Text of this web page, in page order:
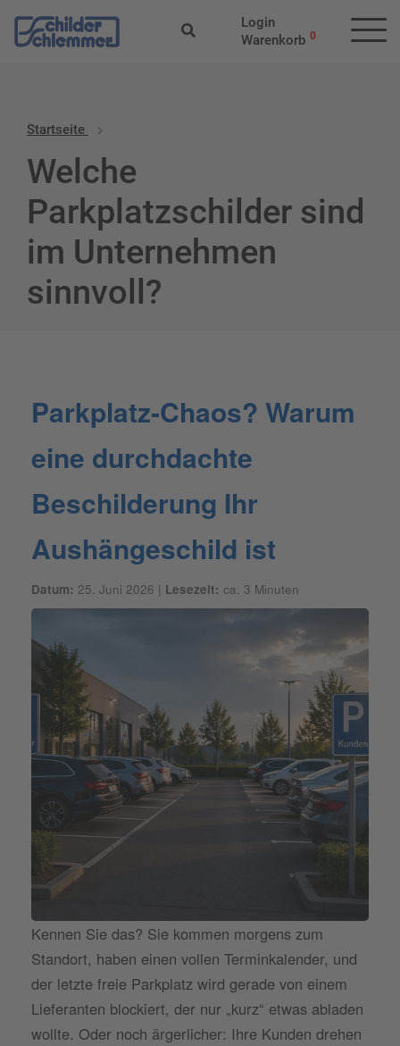
Login
Warenkorb 0
Startseite
Welche
Parkplatzschilder sind
im Unternehmen
sinnvoll?
Parkplatz-Chaos? Warum
eine durchdachte
Beschilderung Ihr
Aushängeschild ist
Datum: 25. Juni 2026 | Lesezeit: ca. 3 Minuten
Kennen Sie das? Sie kommen morgens zum
Standort, haben einen vollen Terminkalender, und
der letzte freie Parkplatz wird gerade von einem
Lieferanten blockiert, der nur „kurz“ etwas abladen
wollte. Oder noch ärgerlicher: Ihre Kunden drehen